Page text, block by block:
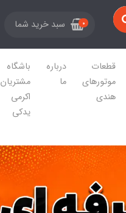
0 سبد خرید شما
قطعات
موتورهای
هندی
درباره
ما
باشگاه
مشتریان
اکرمی
یدکی